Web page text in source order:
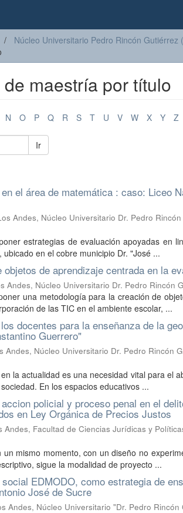
Núcleo Universitario Pedro Rincón Gutiérrez
maestría por título
N O P Q R S T U V W X Y Z
Ir
el área de matemática : caso: Liceo
Andes, Núcleo Universitario Dr. Pedro
estrategias de evaluación apoyadas en
en el cobre municipio Dr. "José ...
de aprendizaje centrada en la
Andes, Núcleo Universitario Dr. Pedro Rincón
una metodología para la creación de
de las TIC en el ambiente escolar, ...
docentes para la enseñanza de la
Guerrero"
Andes, Núcleo Universitario Dr. Pedro Rincón
la actualidad es una necesidad vital para el
En los espacios educativos ...
policial y proceso penal en el
en Ley Orgánica de Precios Justos
Andes, Facultad de Ciencias Jurídicas y
mismo momento, con un diseño no
sigue la modalidad de proyecto ...
EDMODO, como estrategia de
José de Sucre
Andes, Núcleo Universitario "Dr. Pedro